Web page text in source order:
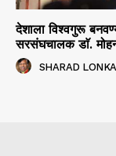
देशाला विश्वगुरू
सरसंघचालक डाॅ.
SHARAD